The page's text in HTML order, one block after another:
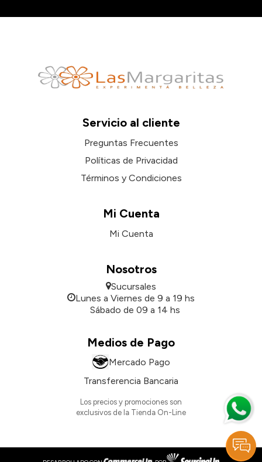
Servicio al cliente
Preguntas Frecuentes
Políticas de Privacidad
Términos y Condiciones
Mi Cuenta
Mi Cuenta
Nosotros
Sucursales
Lunes a Viernes de 9 a 19 hs
Sábado de 09 a 14 hs
Medios de Pago
Mercado Pago
Transferencia Bancaria
Los precios y promociones son
exclusivos de la Tienda On-Line